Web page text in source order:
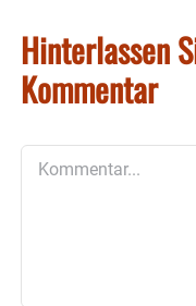
Hinterlassen
Kommentar